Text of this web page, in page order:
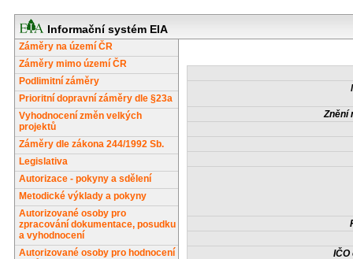
Informační systém EIA
Záměry na území ČR
Záměry mimo území ČR
Podlimitní záměry
Prioritní dopravní záměry dle §23a
Vyhodnocení změn velkých
projektů
Záměry dle zákona 244/1992 Sb.
Legislativa
Autorizace - pokyny a sdělení
Metodické výklady a pokyny
Autorizované osoby pro
zpracování dokumentace, posudku
a vyhodnocení
Autorizované osoby pro hodnocení
Znění
IČO